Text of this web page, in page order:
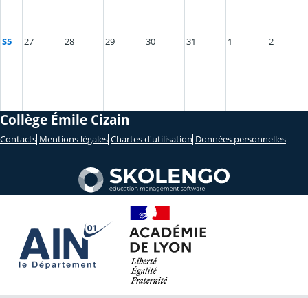
S5 27 28 29 30 31 1 2
Collège Émile Cizain
Contacts Mentions légales Chartes d'utilisation Données personnelles